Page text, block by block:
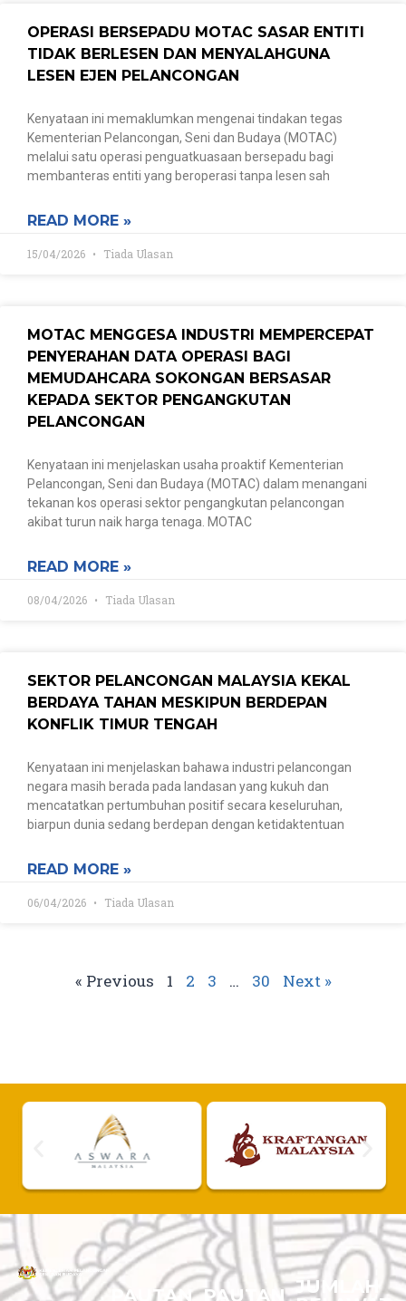
OPERASI BERSEPADU MOTAC SASAR ENTITI
TIDAK BERLESEN DAN MENYALAHGUNA
LESEN EJEN PELANCONGAN
Kenyataan ini memaklumkan mengenai tindakan tegas
Kementerian Pelancongan, Seni dan Budaya (MOTAC)
melalui satu operasi penguatkuasaan bersepadu bagi
membanteras entiti yang beroperasi tanpa lesen sah
READ MORE »
15/04/2026 Tiada Ulasan
MOTAC MENGGESA INDUSTRI MEMPERCEPAT
PENYERAHAN DATA OPERASI BAGI
MEMUDAHCARA SOKONGAN BERSASAR
KEPADA SEKTOR PENGANGKUTAN
PELANCONGAN
Kenyataan ini menjelaskan usaha proaktif Kementerian
Pelancongan, Seni dan Budaya (MOTAC) dalam menangani
tekanan kos operasi sektor pengangkutan pelancongan
akibat turun naik harga tenaga. MOTAC
READ MORE »
08/04/2026 Tiada Ulasan
SEKTOR PELANCONGAN MALAYSIA KEKAL
BERDAYA TAHAN MESKIPUN BERDEPAN
KONFLIK TIMUR TENGAH
Kenyataan ini menjelaskan bahawa industri pelancongan
negara masih berada pada landasan yang kukuh dan
mencatatkan pertumbuhan positif secara keseluruhan,
biarpun dunia sedang berdepan dengan ketidaktentuan
READ MORE »
06/04/2026 Tiada Ulasan
« Previous 1 2 3 … 30 Next »
PAUTAN PAUTAN JUMLAH